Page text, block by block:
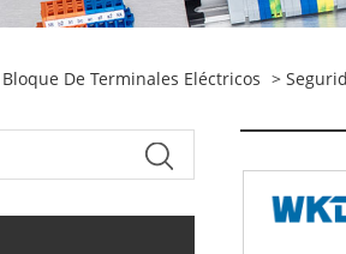
Bloque De Terminales Eléctricos >